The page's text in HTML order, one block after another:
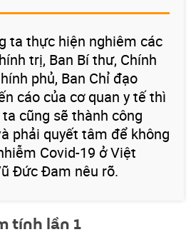
ta thực hiện nghiêm các
trị, Ban Bí thư, Chính
phủ, Ban Chỉ đạo
cáo của cơ quan y tế thì
cũng sẽ thành công
phải quyết tâm để không
Covid-19 ở Việt
Đức Đam nêu rõ.
tính lần 1